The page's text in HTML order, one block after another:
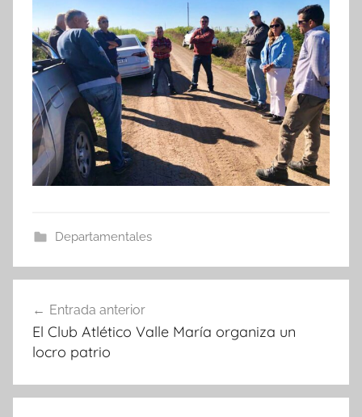
Departamentales
de
entradas
Entrada anterior
El Club Atlético Valle María organiza un
locro patrio